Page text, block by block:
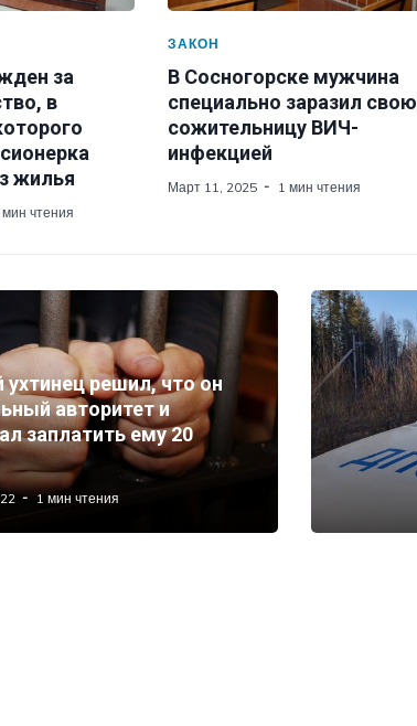
за
в
жилья
мин чтения
ЗАКОН
В Сосногорске мужчина
специально заразил свою
сожительницу ВИЧ-
инфекцией
Март 11, 2025 1 мин чтения
ухтинец решил, что он
авторитет и
заплатить ему 20
1 мин чтения